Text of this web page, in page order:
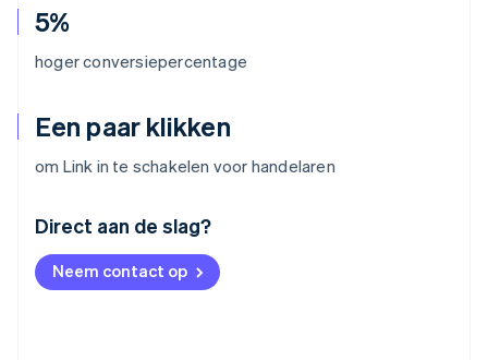
5%
hoger conversiepercentage
Een paar klikken
om Link in te schakelen voor handelaren
Direct aan de slag?
Neem contact op
Australië
English
België
NederlandsFrançais Deutsch